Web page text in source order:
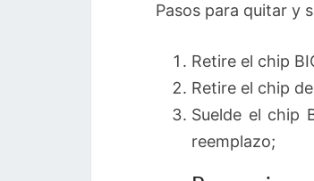
Pasos para quitar y
Retire el chip
Retire el chip
Suelde el chip
reemplazo;